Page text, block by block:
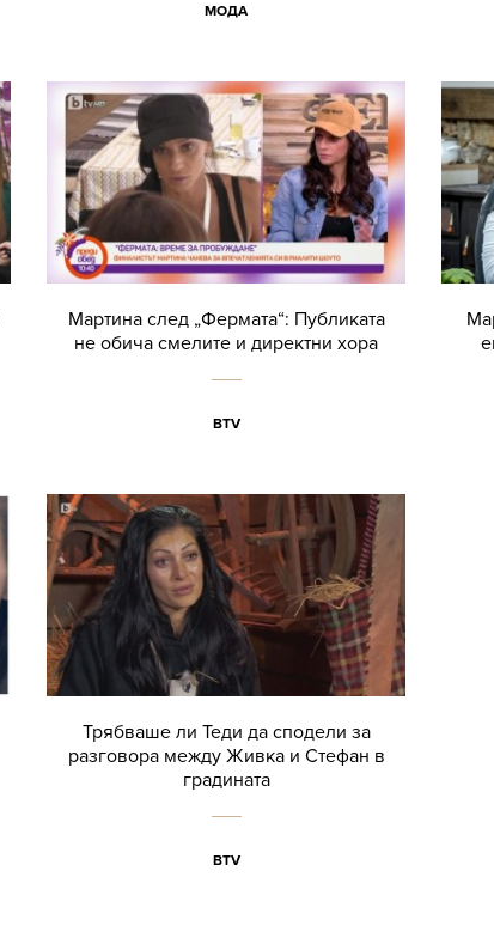
МОДА
Мартина след „Фермата“: Публиката
не обича смелите и директни хора
BTV
Трябваше ли Теди да сподели за
разговора между Живка и Стефан в
градината
BTV